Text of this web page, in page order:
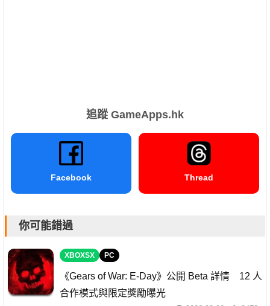
追蹤 GameApps.hk
Facebook Thread
你可能錯過
XBOXSX PC
《Gears of War: E-Day》公開 Beta 詳情 12 人
合作模式與限定獎勵曝光